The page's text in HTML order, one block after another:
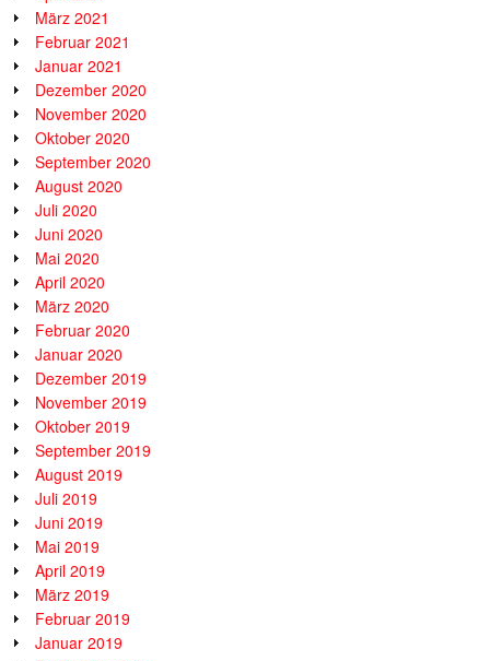
März 2021
Februar 2021
Januar 2021
Dezember 2020
November 2020
Oktober 2020
September 2020
August 2020
Juli 2020
Juni 2020
Mai 2020
April 2020
März 2020
Februar 2020
Januar 2020
Dezember 2019
November 2019
Oktober 2019
September 2019
August 2019
Juli 2019
Juni 2019
Mai 2019
April 2019
März 2019
Februar 2019
Januar 2019